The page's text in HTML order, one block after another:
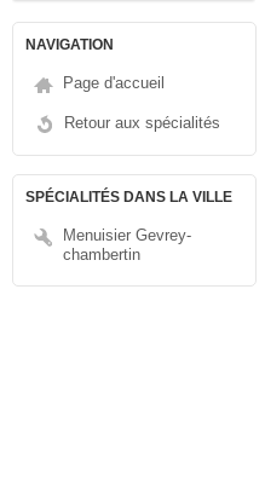
NAVIGATION
Page d'accueil
Retour aux spécialités
SPÉCIALITÉS DANS LA VILLE
Menuisier Gevrey-
chambertin